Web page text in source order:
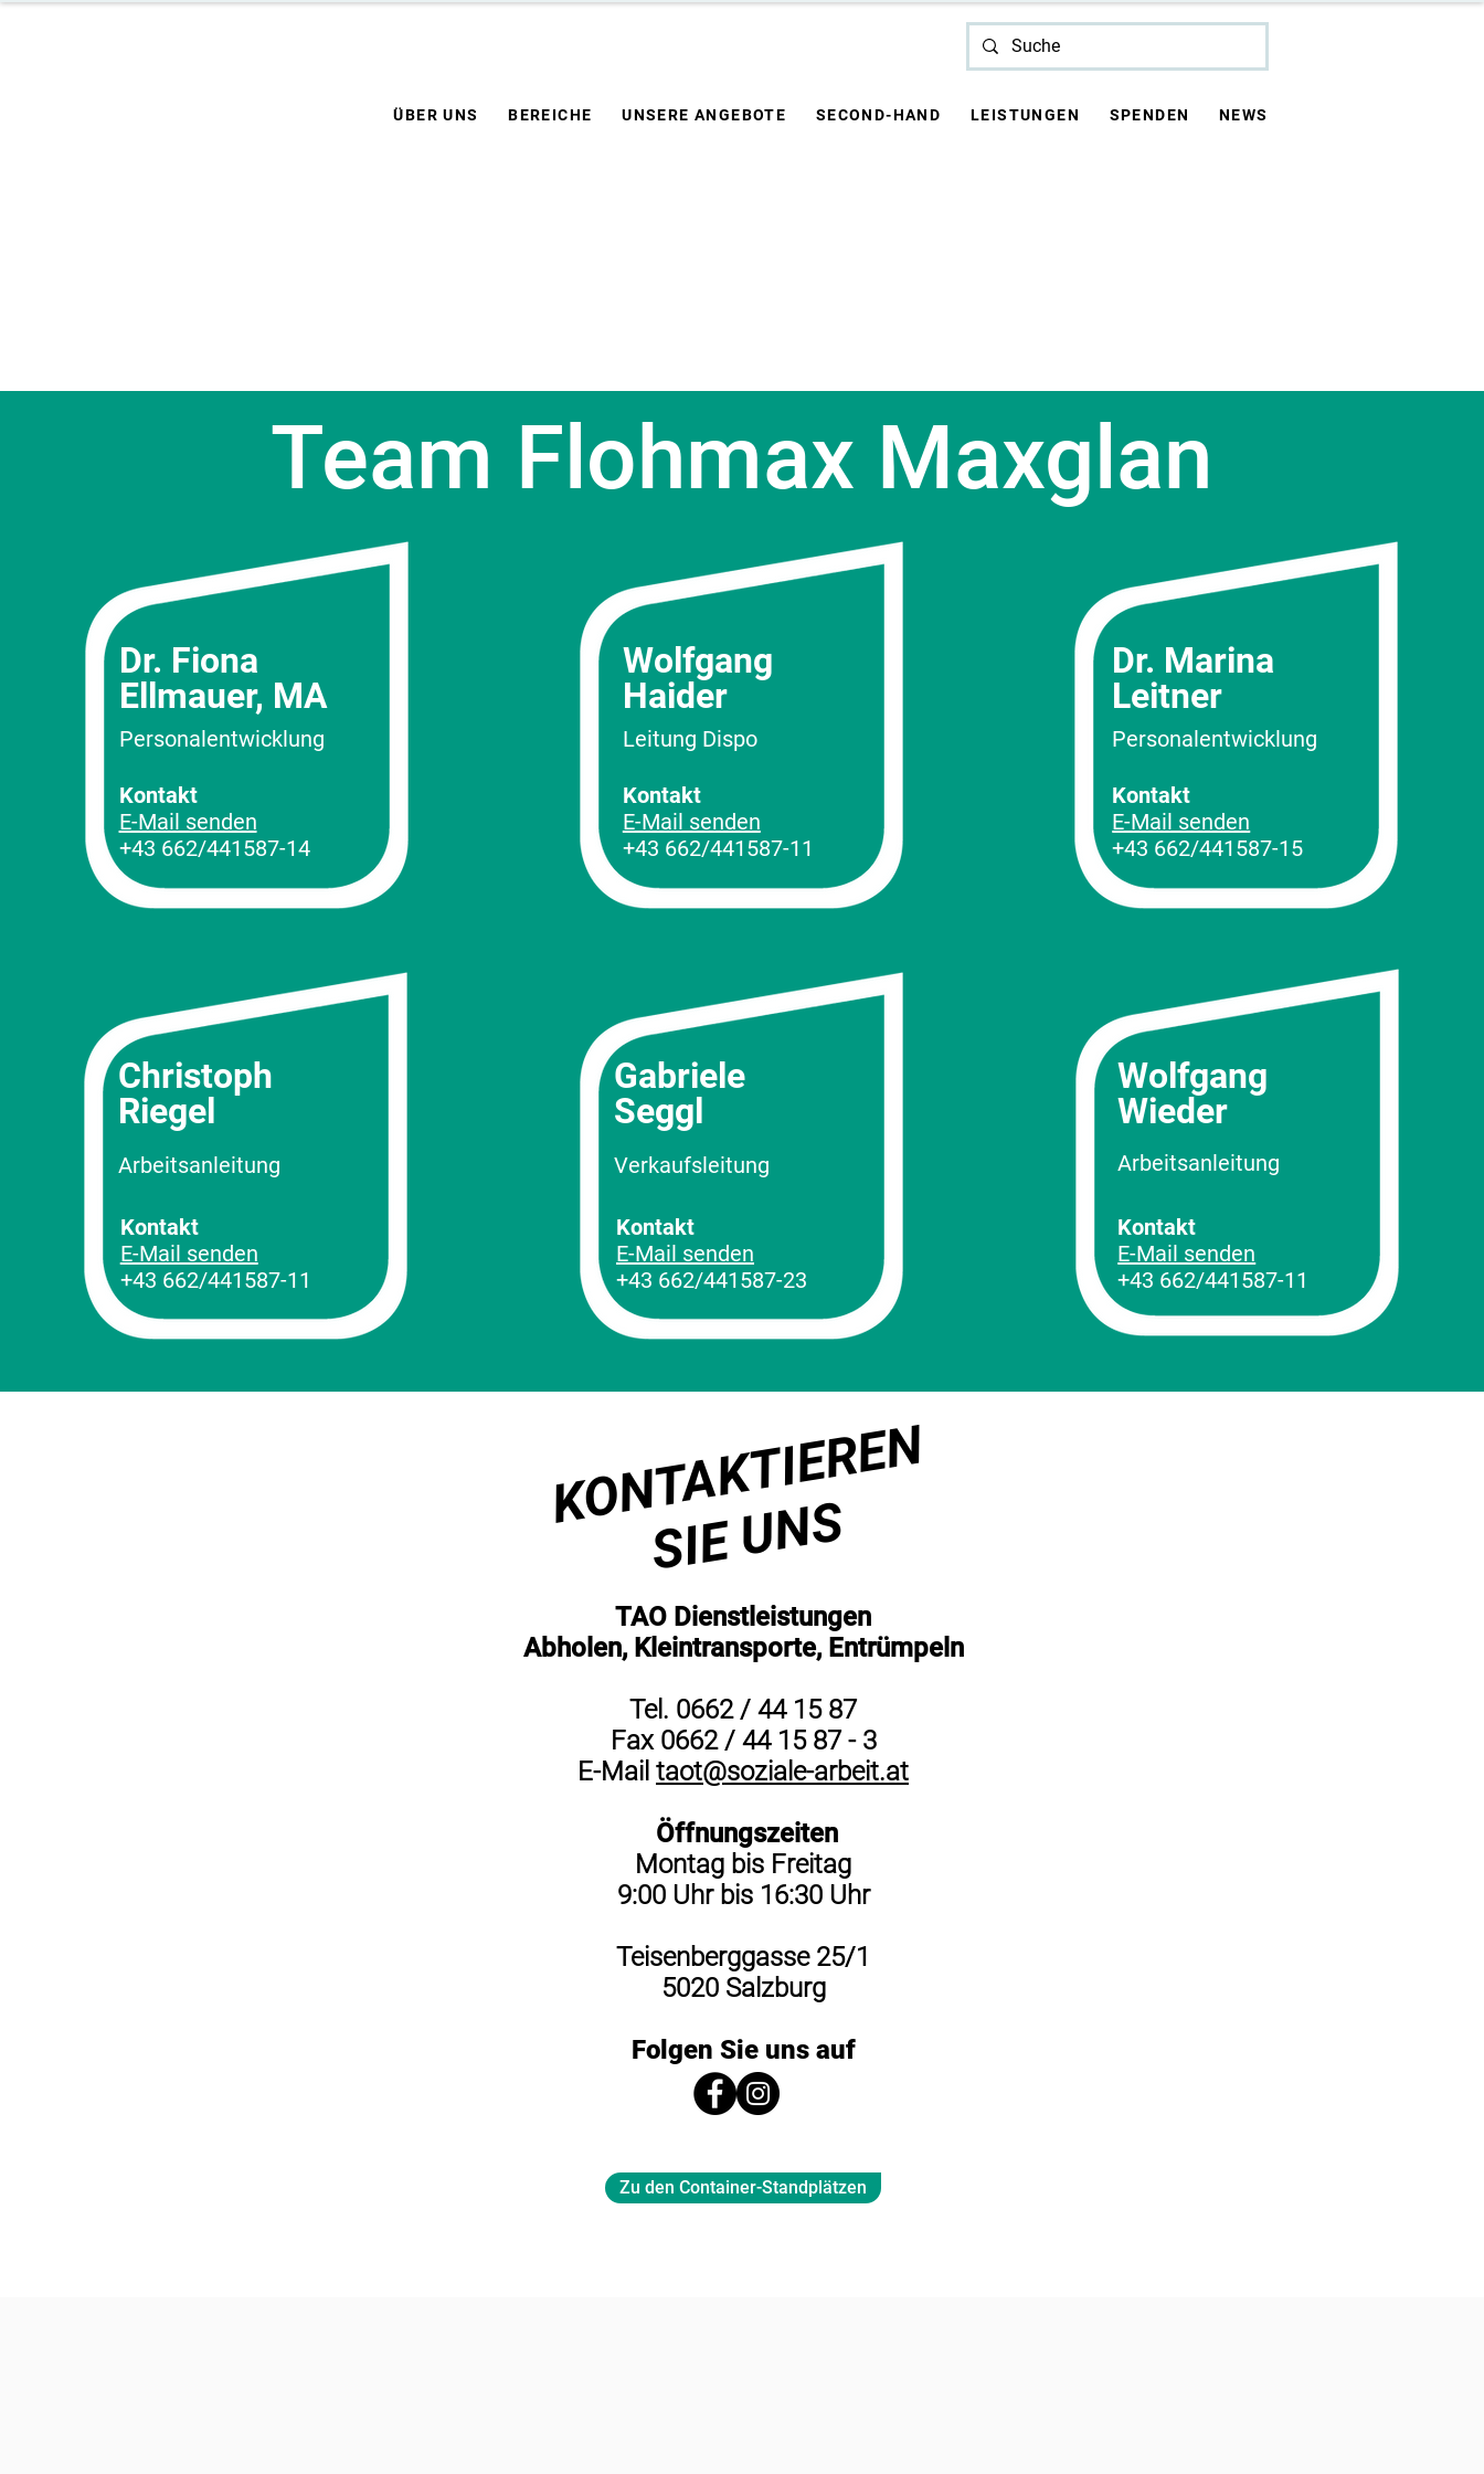
ÜBER UNS BEREICHE UNSERE ANGEBOTE SECOND-HAND LEISTUNGEN SPENDEN NEWS
Team Flohmax Maxglan
Dr. Fiona
Ellmauer, MA
Personalentwicklung
Kontakt
E-Mail senden
+43 662/441587-14
Wolfgang
Haider
Leitung Dispo
Kontakt
E-Mail senden
+43 662/441587-11
Dr. Marina
Leitner
Personalentwicklung
Kontakt
E-Mail senden
+43 662/441587-15
Christoph
Riegel
Arbeitsanleitung
Kontakt
E-Mail senden
+43 662/441587-11
Gabriele
Seggl
Verkaufsleitung
Kontakt
E-Mail senden
+43 662/441587-23
Wolfgang
Wieder
Arbeitsanleitung
Kontakt
E-Mail senden
+43 662/441587-11
KONTAKTIEREN
SIE UNS
TAO Dienstleistungen
Abholen, Kleintransporte, Entrümpeln
Tel. 0662 / 44 15 87
Fax 0662 / 44 15 87 - 3
E-Mail taot@soziale-arbeit.at
Öffnungszeiten
Montag bis Freitag
9:00 Uhr bis 16:30 Uhr
Teisenberggasse 25/1
5020 Salzburg
Folgen Sie uns auf
Zu den Container-Standplätzen